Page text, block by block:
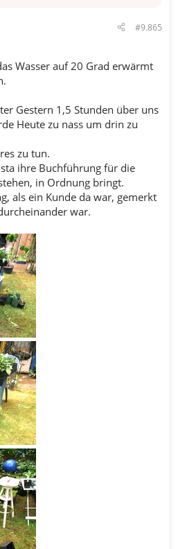
#9.865
Wasser auf 20 Grad erwärmt
Gestern 1,5 Stunden über uns
Heute zu nass um drin zu
zu tun.
ihre Buchführung für die
in Ordnung bringt.
als ein Kunde da war, gemerkt
war.